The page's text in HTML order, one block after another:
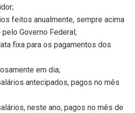
feitos anualmente, sempre acima
Governo Federal;
fixa para os pagamentos dos
em dia;
antecipados, pagos no mês
neste ano, pagos no mês de